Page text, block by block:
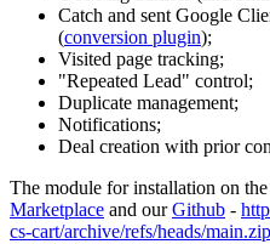
Catch and sent Google
(conversion plugin);
Visited page tracking;
"Repeated Lead" control;
Duplicate management;
Notifications;
Deal creation with prior
The module for installation on
Marketplace and ourGithub -
cs-cart/archive/refs/heads/main.zip